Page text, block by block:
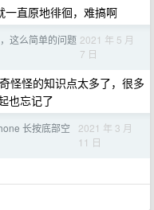
一直原地徘徊，难搞啊
这么简单的问题 2021 年 5 月
7 日
怪怪的知识点太多了，很多
也忘记了
长按底部空
2021 年 3 月
11 日